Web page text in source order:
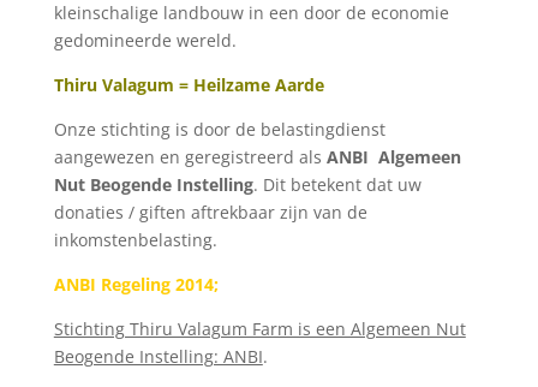
kleinschalige landbouw in een door de economie
gedomineerde wereld.
Thiru Valagum = Heilzame Aarde
Onze stichting is door de belastingdienst
aangewezen en geregistreerd als ANBI Algemeen
Nut Beogende Instelling. Dit betekent dat uw
donaties / giften aftrekbaar zijn van de
inkomstenbelasting.
ANBI Regeling 2014;
Stichting Thiru Valagum Farm is een Algemeen Nut
Beogende Instelling: ANBI.